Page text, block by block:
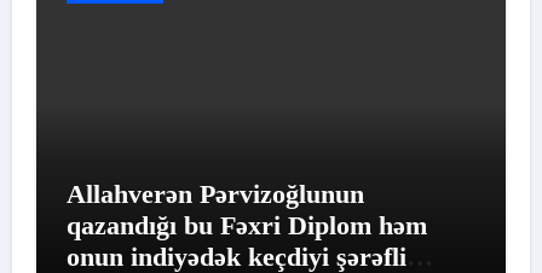
Allahverən Pərvizoğlunun
qazandığı bu Fəxri Diplom həm
onun indiyədək keçdiyi şərəfli